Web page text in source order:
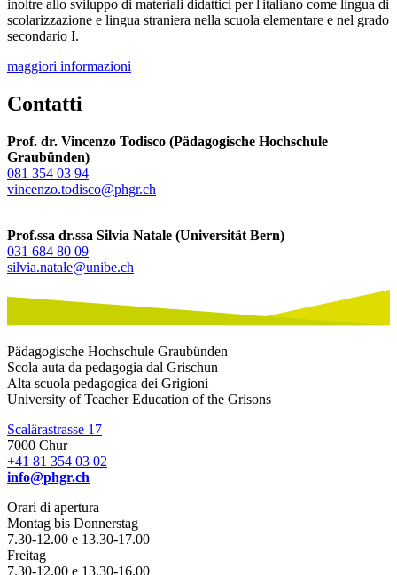
inoltre allo sviluppo di materiali didattici per l'italiano come lingua di
scolarizzazione e lingua straniera nella scuola elementare e nel grado
secondario I.
maggiori informazioni
Contatti
Prof. dr. Vincenzo Todisco (Pädagogische Hochschule
Graubünden)
081 354 03 94
vincenzo.todisco@phgr.ch
Prof.ssa dr.ssa Silvia Natale (Universität Bern)
031 684 80 09
silvia.natale@unibe.ch
Pädagogische Hochschule Graubünden
Scola auta da pedagogia dal Grischun
Alta scuola pedagogica dei Grigioni
University of Teacher Education of the Grisons
Scalärastrasse 17
7000 Chur
+41 81 354 03 02
info@phgr.ch
Orari di apertura
Montag bis Donnerstag
7.30-12.00 e 13.30-17.00
Freitag
7.30-12.00 e 13.30-16.00